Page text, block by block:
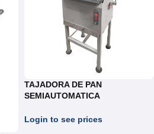
TAJADORA DE PAN
SEMIAUTOMATICA
TS.019/TS.027/TS.031
Login to see prices